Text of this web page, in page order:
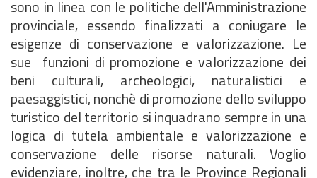
sono in linea con le politiche dell'Amministrazione
provinciale, essendo finalizzati a coniugare le
esigenze di conservazione e valorizzazione. Le
sue funzioni di promozione e valorizzazione dei
beni culturali, archeologici, naturalistici e
paesaggistici, nonchè di promozione dello sviluppo
turistico del territorio si inquadrano sempre in una
logica di tutela ambientale e valorizzazione e
conservazione delle risorse naturali. Voglio
evidenziare, inoltre, che tra le Province Regionali